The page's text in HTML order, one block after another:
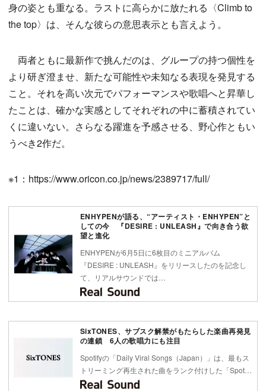
身の姿とも重なる。ラストに高らかに放たれる〈Climb to
the top〉は、そんな彼らの意思表示とも言えよう。
両者ともに最新作で挑んだのは、グループの持つ個性を
より研ぎ澄ませ、新たな可能性や未知なる表現を発見する
こと。それを高い次元でパフォーマンスや歌唱へと昇華し
たことは、確かな実感としてそれぞれの中に蓄積されてい
くに違いない。さらなる躍進を予感させる、野心作ともい
うべき2作だ。
※1：https://www.oricon.co.jp/news/2389717/full/
ENHYPENが語る、“アーティスト・ENHYPEN”と
しての今 『DESIRE : UNLEASH』で向き合う欲
望と進化
ENHYPENが6月5日に6枚目のミニアルバム
『DESIRE : UNLEASH』をリリースしたのを記念し
て、リアルサウンドでは…
SixTONES、サブスク解禁がもたらした楽曲再発見
の連鎖 6人の歌唱力にも注目
Spotifyの「Daily Viral Songs（Japan）」は、最もス
トリーミング再生された曲をランク付けした「Spot…